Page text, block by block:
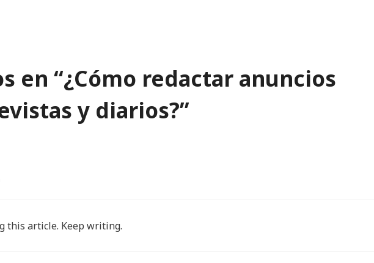
en “¿Cómo redactar anuncios
y diarios?”
this article. Keep writing.